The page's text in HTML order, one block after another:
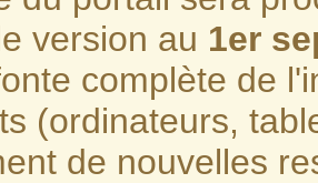
version au 1er
complète de
(ordinateurs,
de nouvelles